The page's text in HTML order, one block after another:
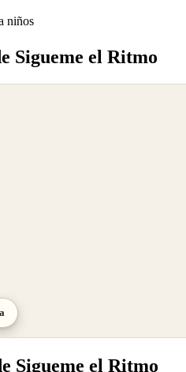
niños
Sigueme el Ritmo
Sigueme el Ritmo